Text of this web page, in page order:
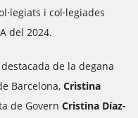
i col·legiades
del 2024.
de la degana
Barcelona, Cristina
de Govern Cristina Díaz-